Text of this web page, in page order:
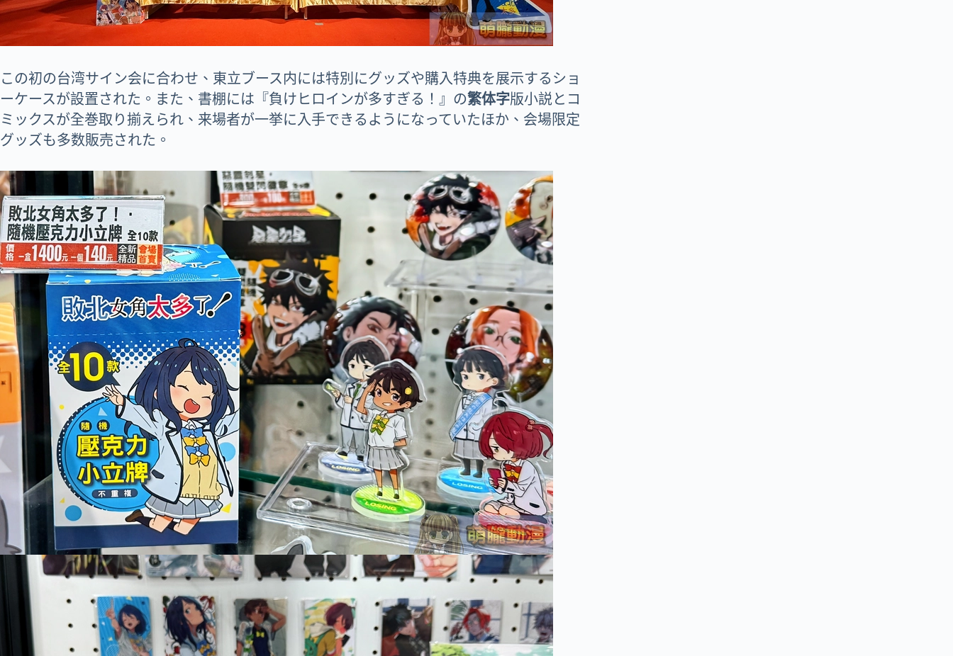
この初の台湾サイン会に合わせ、東立ブース内には特別にグッズや購入特典を展示するショ
ーケースが設置された。また、書棚には『負けヒロインが多すぎる！』の繁体字版小説とコ
ミックスが全巻取り揃えられ、来場者が一挙に入手できるようになっていたほか、会場限定
グッズも多数販売された。